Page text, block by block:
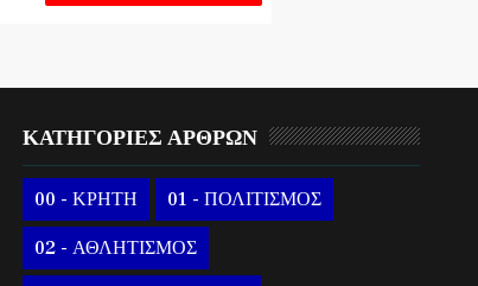
ΚΑΤΗΓΟΡΙΕΣ ΑΡΘΡΩΝ
00 - ΚΡΗΤΗ 01 - ΠΟΛΙΤΙΣΜΟΣ
02 - ΑΘΛΗΤΙΣΜΟΣ